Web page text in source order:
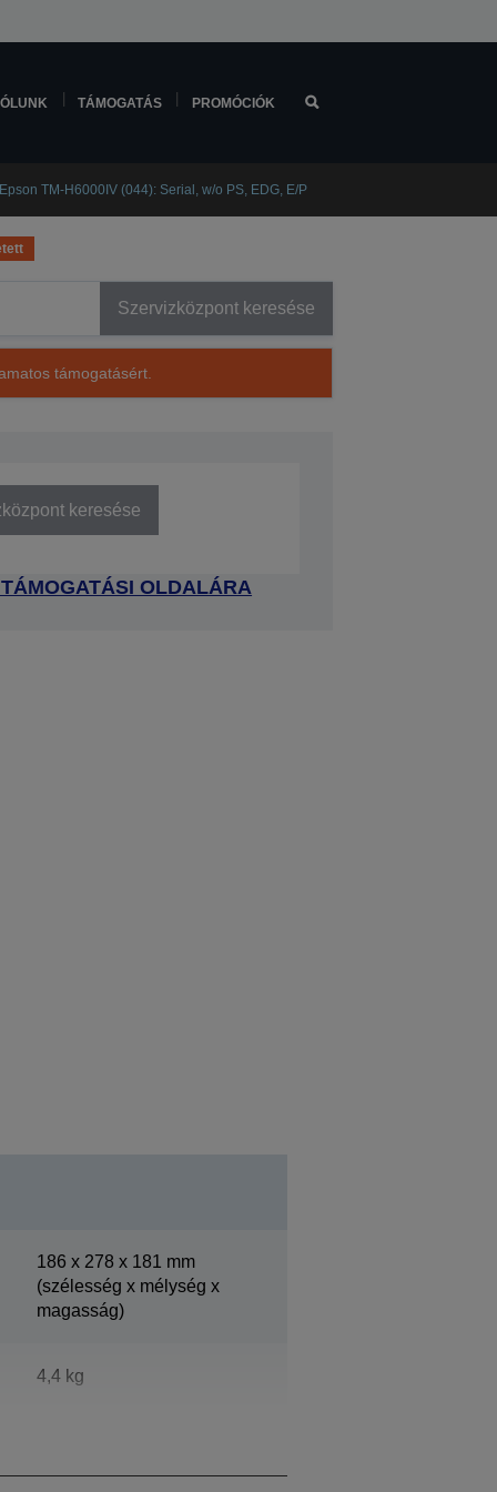
TÁMOGATÁS PROMÓCIÓK
Epson TM-H6000IV (044): Serial, w/o PS, EDG, E/P
Szervizközpont keresése
támogatásért.
keresése
OLDALÁRA
186‎ x 278 x 181 mm
(szélesség x mélység x
magasság)
4,4 kg